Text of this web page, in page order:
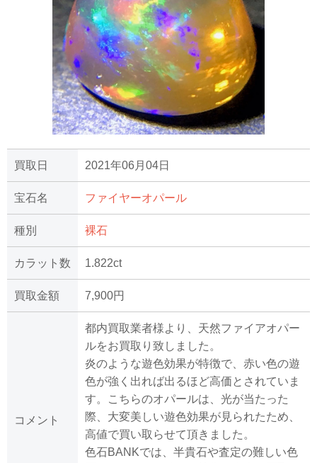
買取日 2021年06月04日
宝石名 ファイヤーオパール
種別 裸石
カラット数 1.822ct
買取金額 7,900円
コメント
都内買取業者様より、天然ファイアオパー
ルをお買取り致しました。
炎のような遊色効果が特徴で、赤い色の遊
色が強く出れば出るほど高価とされていま
す。こちらのオパールは、光が当たった
際、大変美しい遊色効果が見られたため、
高値で買い取らせて頂きました。
色石BANKでは、半貴石や査定の難しい色